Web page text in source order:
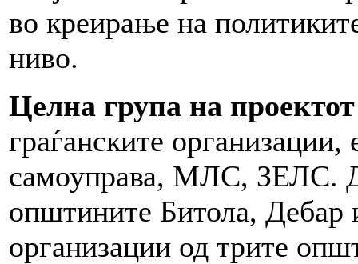
во креирање на
ниво.
Целна група на проектот
граѓанските
самоуправа, МЛС, ЗЕЛС.
општините Битола, Дебар
организации од трите